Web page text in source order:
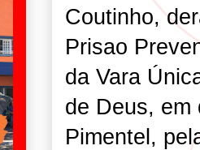
Coutinho,
Prisao
da Vara
de Deus, em
Pimentel,